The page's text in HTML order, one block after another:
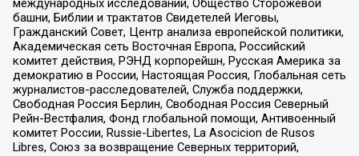
международных исследований, Общество Сторожевой
башни, Библии и трактатов Свидетелей Иеговы,
Гражданский Совет, Центр анализа европейской политики,
Академическая сеть Восточная Европа, Российский
комитет действия, РЭНД корпорейшн, Русская Америка за
демократию в России, Настоящая Россия, Глобальная сеть
журналистов-расследователей, Служба поддержки,
Свободная Россия Берлин, Свободная Россия Северный
Рейн-Вестфалия, Фонд глобальной помощи, Антивоенный
комитет России, Russie-Libertes, La Asocicion de Rusos
Libres, Союз за возвращение Северных территорий,